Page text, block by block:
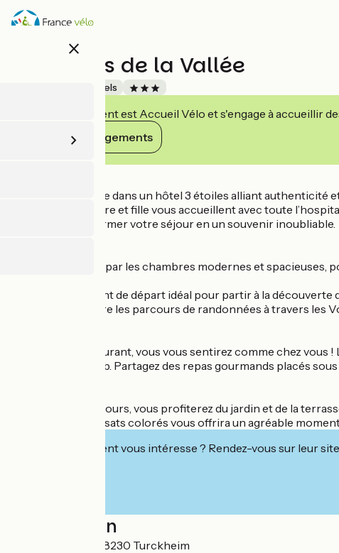
Aller
au
close
Les Portes de la Vallée
Hôtels
Cet établissement est Accueil Vélo et s'engage à accueillir
Voir ses engagements
Découvrez l’Alsace dans un hôtel 3 étoiles alliant
Turckheim. Ici, mère et fille vous accueillent avec toute
tout pour transformer votre séjour en un souvenir inoubliable.
Vous serez séduit par les chambres modernes et
L’hôtel sera le point de départ idéal pour partir à la
vignoble ou encore les parcours de randonnées à travers les
À la table du restaurant, vous vous sentirez comme chez
ambiance Winstub. Partagez des repas gourmands placés
Durant les beaux jours, vous profiterez du jardin et de la
aménagée de transats colorés vous offrira un agréable
Cet établissement vous intéresse ? Rendez-vous sur leur
Localisation
29 rue Romaine 68230 Turckheim